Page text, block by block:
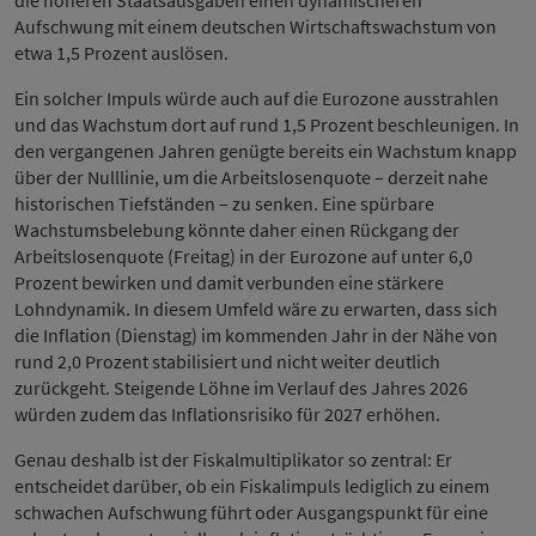
Aufschwung mit einem deutschen Wirtschaftswachstum von
etwa 1,5 Prozent auslösen.
Ein solcher Impuls würde auch auf die Eurozone ausstrahlen
und das Wachstum dort auf rund 1,5 Prozent beschleunigen. In
den vergangenen Jahren genügte bereits ein Wachstum knapp
über der Nulllinie, um die Arbeitslosenquote – derzeit nahe
historischen Tiefständen – zu senken. Eine spürbare
Wachstumsbelebung könnte daher einen Rückgang der
Arbeitslosenquote (Freitag) in der Eurozone auf unter 6,0
Prozent bewirken und damit verbunden eine stärkere
Lohndynamik. In diesem Umfeld wäre zu erwarten, dass sich
die Inflation (Dienstag) im kommenden Jahr in der Nähe von
rund 2,0 Prozent stabilisiert und nicht weiter deutlich
zurückgeht. Steigende Löhne im Verlauf des Jahres 2026
würden zudem das Inflationsrisiko für 2027 erhöhen.
Genau deshalb ist der Fiskalmultiplikator so zentral: Er
entscheidet darüber, ob ein Fiskalimpuls lediglich zu einem
schwachen Aufschwung führt oder Ausgangspunkt für eine